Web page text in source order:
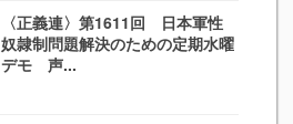
〈正義連〉第1611回 日本軍性
奴隷制問題解決のための定期水曜
デモ 声...